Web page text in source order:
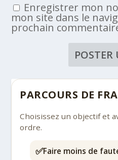
Enregistrer mon
mon site dans le
prochain
PARCOURS DE
Choisissez un objectif et
ordre.
✅Faire moins de